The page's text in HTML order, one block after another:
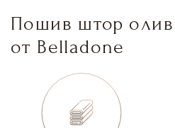
Пошив штор
от Belladone